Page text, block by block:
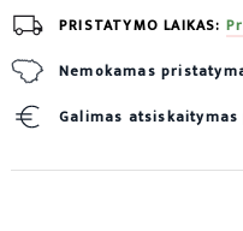
PRISTATYMO LAIKAS:
Nemokamas
Galimas